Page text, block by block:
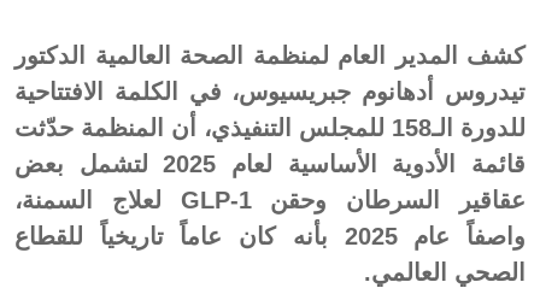
كشف المدير العام لمنظمة الصحة العالمية الدكتور
تيدروس أدهانوم جبريسيوس، في الكلمة الافتتاحية
للدورة الـ158 للمجلس التنفيذي، أن المنظمة حدّثت
قائمة الأدوية الأساسية لعام 2025 لتشمل بعض
عقاقير السرطان وحقن GLP-1 لعلاج السمنة،
واصفاً عام 2025 بأنه كان عاماً تاريخياً للقطاع
الصحي العالمي.